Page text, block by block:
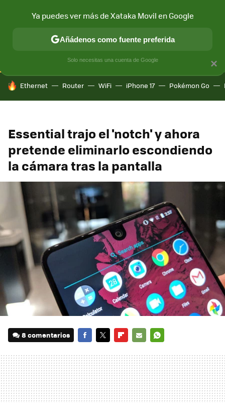
CONECTIVIDAD MÓVIL Y SOCIEDAD APLICACIONES
HOY SE HABLA DE
Ethernet Router WiFi iPhone 17 Pokémon Go
Essential trajo el 'notch' y ahora
pretende eliminarlo escondiendo
la cámara tras la pantalla
8 comentarios
MAIL
×
Ya puedes ver más de Xataka Movil en Google
Añádenos como fuente preferida
Solo necesitas una cuenta de Google